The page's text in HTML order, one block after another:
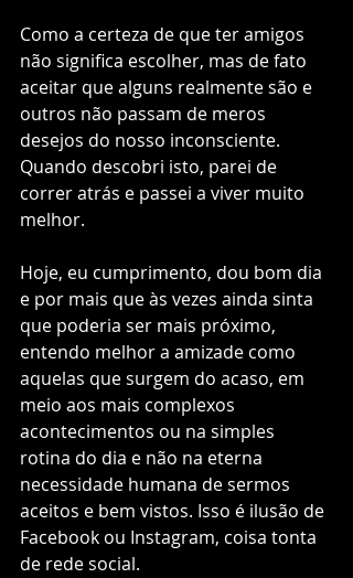
Como a certeza de que ter amigos
não significa escolher, mas de fato
aceitar que alguns realmente são e
outros não passam de meros
desejos do nosso inconsciente.
Quando descobri isto, parei de
correr atrás e passei a viver muito
melhor.
Hoje, eu cumprimento, dou bom dia
e por mais que às vezes ainda sinta
que poderia ser mais próximo,
entendo melhor a amizade como
aquelas que surgem do acaso, em
meio aos mais complexos
acontecimentos ou na simples
rotina do dia e não na eterna
necessidade humana de sermos
aceitos e bem vistos. Isso é ilusão de
Facebook ou Instagram, coisa tonta
de rede social.